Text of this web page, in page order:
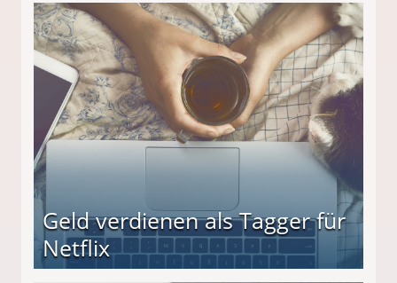
Geld verdienen als Tagger für
Netflix